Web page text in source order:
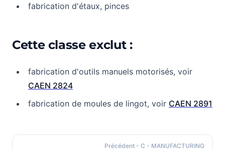
fabrication d'étaux, pinces
Cette classe exclut :
fabrication d'outils manuels motorisés, voir
CAEN 2824
fabrication de moules de lingot, voir CAEN 2891
Précédent - C - MANUFACTURING